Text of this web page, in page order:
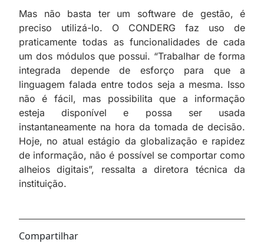
Mas não basta ter um software de gestão, é
preciso utilizá-lo. O CONDERG faz uso de
praticamente todas as funcionalidades de cada
um dos módulos que possui. “Trabalhar de forma
integrada depende de esforço para que a
linguagem falada entre todos seja a mesma. Isso
não é fácil, mas possibilita que a informação
esteja disponível e possa ser usada
instantaneamente na hora da tomada de decisão.
Hoje, no atual estágio da globalização e rapidez
de informação, não é possível se comportar como
alheios digitais”, ressalta a diretora técnica da
instituição.
Compartilhar